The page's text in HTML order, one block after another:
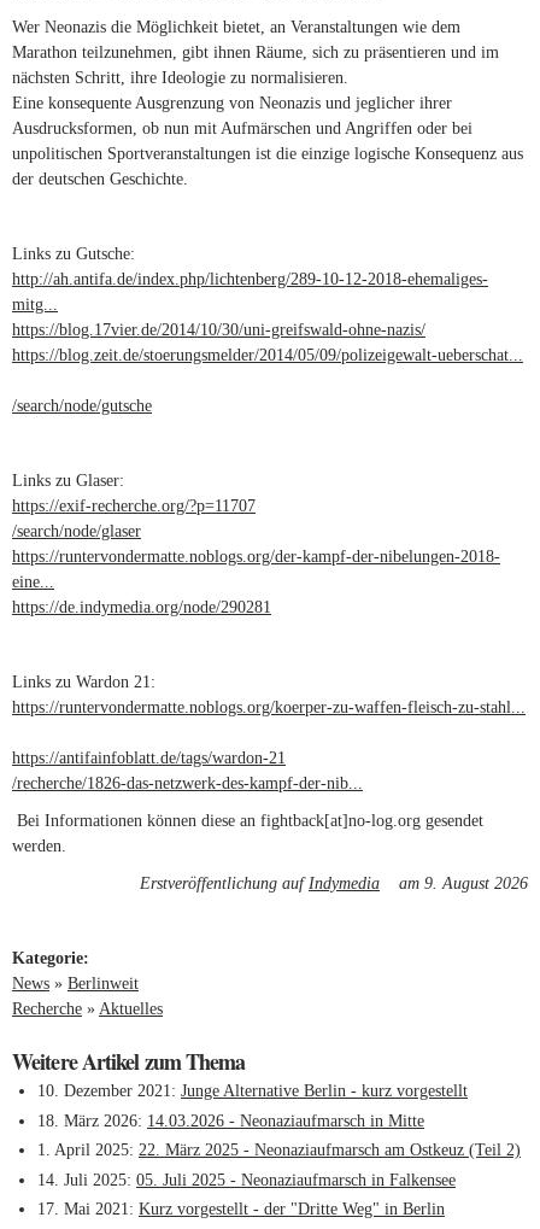
Wer Neonazis die Möglichkeit bietet, an Veranstaltungen wie dem
Marathon teilzunehmen, gibt ihnen Räume, sich zu präsentieren und im
nächsten Schritt, ihre Ideologie zu normalisieren.
Eine konsequente Ausgrenzung von Neonazis und jeglicher ihrer
Ausdrucksformen, ob nun mit Aufmärschen und Angriffen oder bei
unpolitischen Sportveranstaltungen ist die einzige logische Konsequenz aus
der deutschen Geschichte.
Links zu Gutsche:
http://ah.antifa.de/index.php/lichtenberg/289-10-12-2018-ehemaliges-
mitg...
https://blog.17vier.de/2014/10/30/uni-greifswald-ohne-nazis/
external)
https://blog.zeit.de/stoerungsmelder/2014/05/09/polizeigewalt-ueberschat...
/search/node/gutsche
Links zu Glaser:
https://exif-recherche.org/?p=11707
/search/node/glaser
https://runtervondermatte.noblogs.org/der-kampf-der-nibelungen-2018-
eine...
https://de.indymedia.org/node/290281
Links zu Wardon 21:
https://runtervondermatte.noblogs.org/koerper-zu-waffen-fleisch-zu-stahl...
https://antifainfoblatt.de/tags/wardon-21
/recherche/1826-das-netzwerk-des-kampf-der-nib...
Bei Informationen können diese an fightback[at]no-log.org gesendet
werden.
Erstveröffentlichung aufIndymedia (link is external)
am 9. August 2026
Kategorie:
News » Berlinweit
Recherche » Aktuelles
Weitere Artikel zum Thema
10. Dezember 2021 Junge Alternative Berlin - kurz vorgestellt
18. März 2026 14.03.2026 - Neonaziaufmarsch in Mitte
1. April 2025 22. März 2025 - Neonaziaufmarsch am Ostkeuz (Teil 2)
14. Juli 2025 05. Juli 2025 - Neonaziaufmarsch in Falkensee
17. Mai 2021 Kurz vorgestellt - der "Dritte Weg" in Berlin